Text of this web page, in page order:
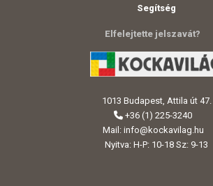
Segítség
Elfelejtette jelszavát?
1013 Budapest, Attila út 47.
+36 (1) 225-3240
Mail: info@kockavilag.hu
Nyitva: H-P: 10-18 Sz: 9-13